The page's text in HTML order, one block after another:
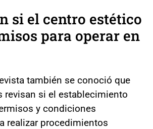
si el centro estético
para operar en
también se conoció que
revisan si el establecimiento
y condiciones
realizar procedimientos